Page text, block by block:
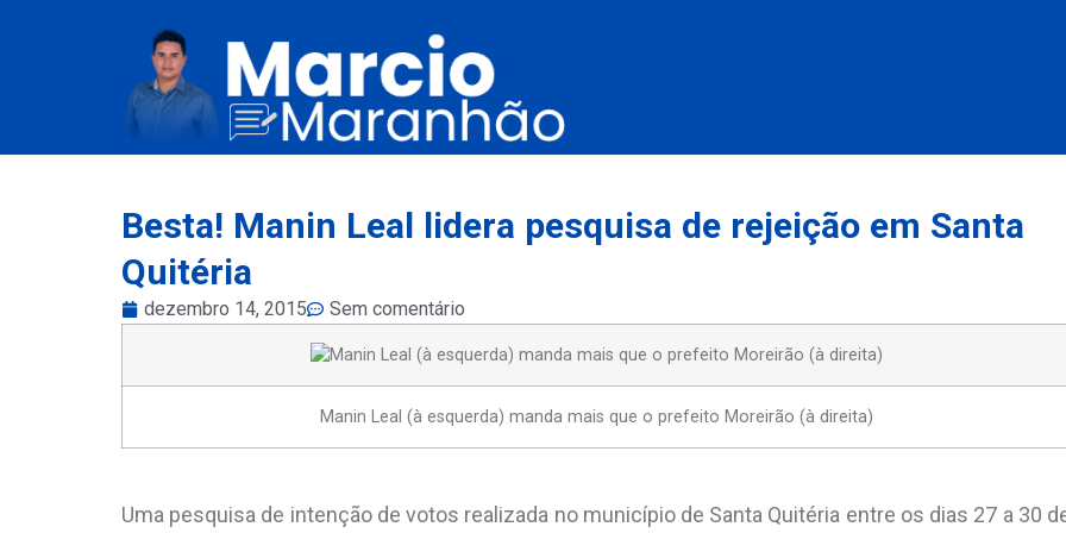
Besta! Manin Leal lidera pesquisa de rejeição em Santa
Quitéria
dezembro 14, 2015 Sem comentário
Manin Leal (à esquerda) manda mais que o prefeito Moreirão (à direita)
Uma pesquisa de intenção de votos realizada no município de Santa Quitéria entre os dias 27 a 30